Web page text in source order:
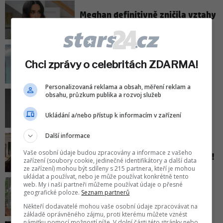
Meghan definitivně zničila vztahy
Bratr Angeliny Jolie vystoupil s
překvapivým přiznáním!
Zendaya a Tom Holland
svatby. Za půl milionu dolarů!
Manželka Bruce Willise otevřeně
promluvila o svých pocitech viny!
Překvapivé přiznání Whoopi
Goldbergové: Do nejslavnějších
rolí ji původně vůbec nechtěli!
Chci zprávy o celebritách ZDARMA!
Personalizovaná reklama a obsah, měření reklam a
obsahu, průzkum publika a rozvoj služeb
Ukládání a/nebo přístup k informacím v zařízení
Další informace
Vaše osobní údaje budou zpracovány a informace z vašeho
zařízení (soubory cookie, jedinečné identifikátory a další data
ze zařízení) mohou být sdíleny s 215 partnera, kteří je mohou
ukládat a používat, nebo je může používat konkrétně tento
web. My i naši partneři můžeme používat údaje o přesné
geografické poloze. Seznam partnerů
Někteří dodavatelé mohou vaše osobní údaje zpracovávat na
základě oprávněného zájmu, proti kterému můžete vznést